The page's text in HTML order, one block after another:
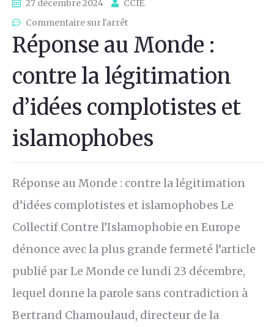
27 décembre 2024
CCIE
Commentaire sur l'arrêt
Réponse au Monde :
contre la légitimation
d’idées complotistes et
islamophobes
Réponse au Monde : contre la légitimation
d’idées complotistes et islamophobes Le
Collectif Contre l’Islamophobie en Europe
dénonce avec la plus grande fermeté l’article
publié par Le Monde ce lundi 23 décembre,
lequel donne la parole sans contradiction à
Bertrand Chamoulaud, directeur de la